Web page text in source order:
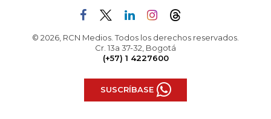
© 2026, RCN Medios. Todos los derechos reservados.
Cr. 13a 37-32, Bogotá
(+57) 1 4227600
SUSCRÍBASE